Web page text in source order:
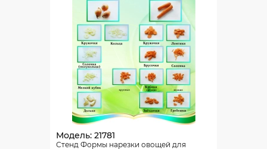
Модель: 21781
Стенд Формы нарезки овощей для